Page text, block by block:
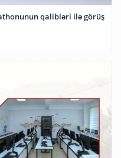
qalibləri ilə görüş